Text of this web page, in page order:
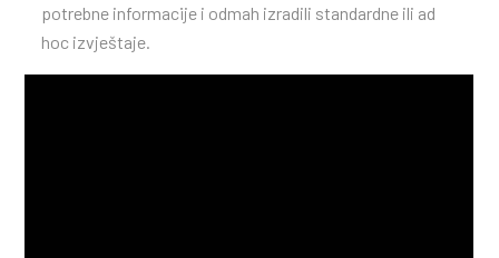
potrebne informacije i odmah izradili standardne ili ad
hoc izvještaje.